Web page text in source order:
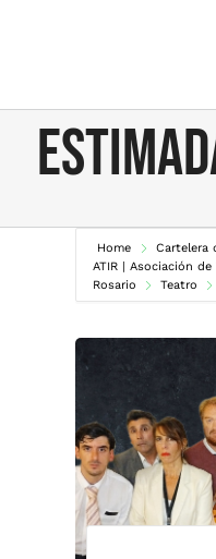
Home
Cartelera
ATIR | Asociación
Rosario
Teatro